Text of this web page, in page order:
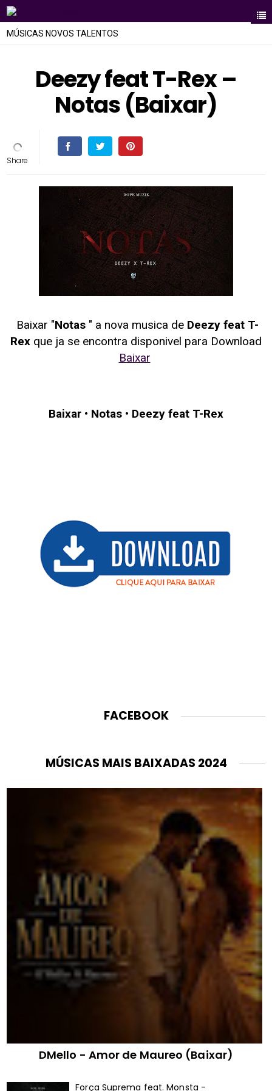
MÚSICAS NOVOS TALENTOS
Deezy feat T-Rex –
Notas (Baixar)
Baixar "Notas " a nova musica de Deezy feat T-
Rex que ja se encontra disponivel para Download
Baixar
Baixar • Notas • Deezy feat T-Rex
FACEBOOK
MÚSICAS MAIS BAIXADAS 2024
DMello - Amor de Maureo (Baixar)
Força Suprema feat. Monsta -